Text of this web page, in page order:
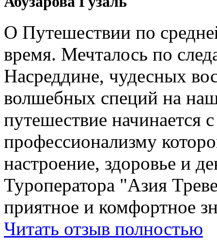
О Путешествии по
время. Мечталось по
Насреддине, чудесных
волшебных специй на
путешествие
профессионализму
настроение, здоровье и
Туроператора "Азия
приятное и комфортное
Читать отзыв полностью